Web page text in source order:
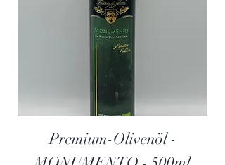
Premium-Olivenöl -